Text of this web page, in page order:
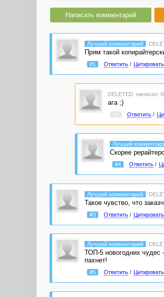
Написать комментарий
Лучший комментарий
Прям такой
#1 Ответить/ Цитировать
DELETED написал
ага ;)
#2 Ответить/
Лучший
Скорее
#4 Ответить/
Лучший комментарий
Такое чувство, что
#3 Ответить/ Цитировать
Лучший комментарий
ТОП-5 новогодних чудес
пахнет!
#5 Ответить/ Цитировать